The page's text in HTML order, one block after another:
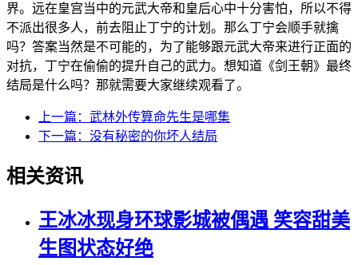
界。远在皇宫当中的元武大帝和皇后心中十分害怕，所以不得
不派出很多人，前去阻止丁宁的计划。那么丁宁会顺手就擒
吗？答案当然是不可能的，为了能够跟元武大帝来进行正面的
对抗，丁宁在偷偷的提升自己的武力。想知道《剑王朝》最终
结局是什么吗？那就需要大家继续观看了。
上一篇： 武林外传算命先生是哪集
下一篇： 没有秘密的你坏人结局
相关资讯
王冰冰现身环球影城被偶遇 笑容甜美
生图状态好绝